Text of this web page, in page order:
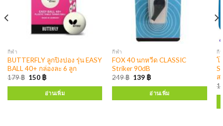
กีฬา
BUTTERFLY ลูกปิงปอง รุ่น EASY
BALL 40+ กล่องละ 6 ลูก
179฿ 150 ฿
อ่านเพิ่ม
กีฬา
FOX 40 นกหวีด CLASSIC
Striker 90dB
249฿ 139 ฿
อ่านเพิ่ม
กี
โ
ส